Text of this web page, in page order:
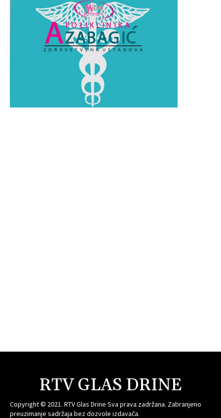
RTV GLAS DRINE
Copyright © 2021. RTV Glas Drine Sva prava zadržana. Zabranjeno
preuzimanje sadržaja bez dozvole izdavača.